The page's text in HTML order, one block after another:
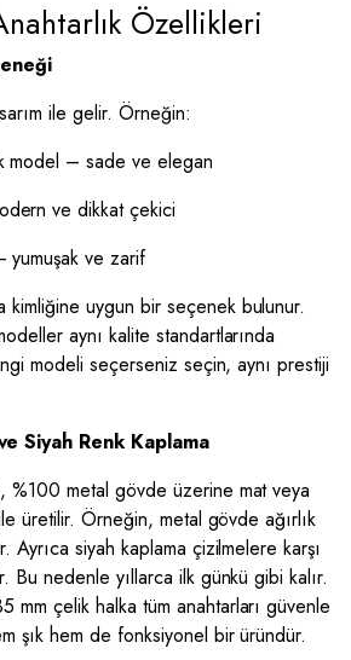
Özellikleri
ile gelir. Örneğin:
model – sade ve elegan
ve dikkat çekici
yumuşak ve zarif
kimliğine uygun bir seçenek bulunur.
aynı kalite standartlarında
modeli seçerseniz seçin, aynı prestiji
Siyah Renk Kaplama
%100 metal gövde üzerine mat veya
üretilir. Örneğin, metal gövde ağırlık
Ayrıca siyah kaplama çizilmelere karşı
Bu nedenle yıllarca ilk günkü gibi kalır.
mm çelik halka tüm anahtarları güvenle
şık hem de fonksiyonel bir üründür.